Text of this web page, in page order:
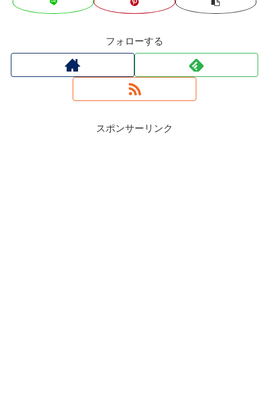
フォローする
スポンサーリンク